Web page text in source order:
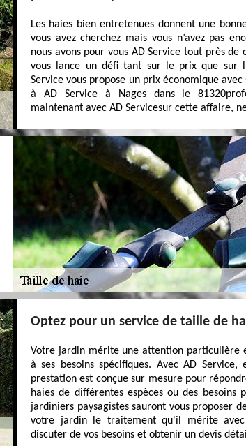
Les haies bien entretenues donnent une
vous avez cherchez mais vous n’avez pas
nous avons pour vous AD Service tout près de
vous lance un défi tant sur le prix que sur
Service vous propose un prix économique
à AD Service à Nages dans le
maintenant avec AD Servicesur cette affaire,
Optez pour un service de taille de
Votre jardin mérite une attention particulière
à ses besoins spécifiques. Avec AD
prestation est conçue sur mesure pour
haies de différentes espèces ou des
jardiniers paysagistes sauront vous proposer
votre jardin le traitement qu'il mérite avec
discuter de vos besoins et obtenir un devis